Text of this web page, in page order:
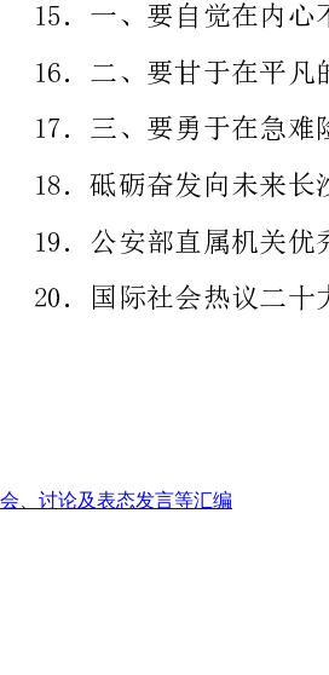
、讨论及表态发言等汇编